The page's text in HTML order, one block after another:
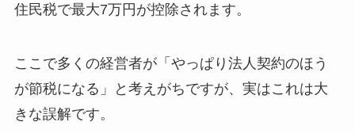
住民税で最大7万円が控除されます。
ここで多くの経営者が「やっぱり法人契約のほう
が節税になる」と考えがちですが、実はこれは大
きな誤解です。